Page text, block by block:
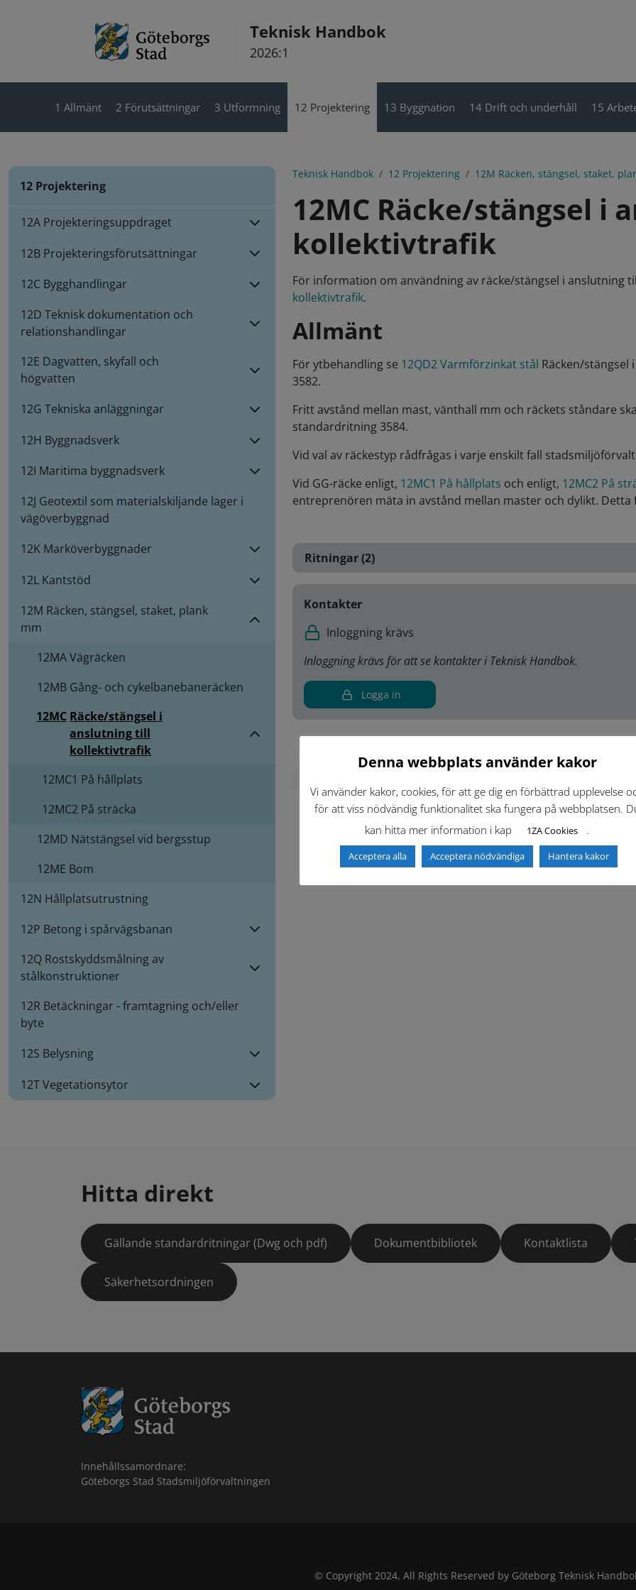
Teknisk Handbok
2026:1
1 Allmänt 2 Förutsättningar 3 Utformning 12 Projektering 13 Byggnation 14 Drift och underhåll 15
12 Projektering
12A Projekteringsuppdraget
12B Projekteringsförutsättningar
12C Bygghandlingar
12D Teknisk dokumentation och
relationshandlingar
12E Dagvatten, skyfall och
högvatten
12G Tekniska anläggningar
12H Byggnadsverk
12I Maritima byggnadsverk
12J Geotextil som materialskiljande lager i
vägöverbyggnad
12K Marköverbyggnader
12L Kantstöd
12M Räcken, stängsel, staket, plank
mm
12MAVägräcken
12MB Gång- och cykelbanebaneräcken
12MC Räcke/stängsel i
anslutning till
kollektivtrafik
12MC1 På hållplats
12MC2 På sträcka
12MD Nätstängsel vid bergsstup
12ME Bom
12N Hållplatsutrustning
12P Betong i spårvägsbanan
12Q Rostskyddsmålning av
stålkonstruktioner
12R Betäckningar - framtagning och/eller
byte
12S Belysning
12T Vegetationsytor
Teknisk Handbok 12 Projektering 12M Räcken, stängsel, staket,
12MC Räcke/stängsel i
kollektivtrafik
För information om användning av räcke/stängsel i anslutning
kollektivtrafik.
Allmänt
För ytbehandling se 12QD2 Varmförzinkat stål Räcken/
3582.
Fritt avstånd mellan mast, vänthall mm och räckets ståndare
standardritning 3584.
Vid val av räckestyp rådfrågas i varje enskilt fall
Vid GG-räcke enligt, 12MC1 På hållplats och enligt, 12MC2 På
entreprenören mäta in avstånd mellan master och dylikt.
Ritningar (2)
Kontakter
Inloggning krävs
Inloggning krävs för att se kontakter i Teknisk Handbok.
Logga in
Hitta direkt
Gällande standardritningar (Dwg och pdf) Dokumentbibliotek Kontaktlista
Säkerhetsordningen
Innehållssamordnare:
Göteborgs Stad Stadsmiljöförvaltningen
© Copyright 2024, All Rights Reserved by Göteborg Teknisk
Denna webbplats använder kakor
Vi använder kakor, cookies, för att ge dig en förbättrad upplevelse
för att viss nödvändig funktionalitet ska fungera på webbplatsen.
kan hitta mer information i kap
1ZA Cookies .
Acceptera alla Acceptera nödvändiga Hantera kakor